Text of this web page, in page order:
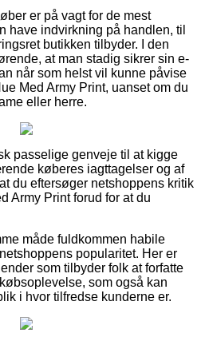
er på vagt for de mest
have indvirkning på handlen, til
butikken tilbyder. I den
at man stadig sikrer sin e-
når som helst vil kunne påvise
Med Army Print, uanset om du
eller herre.
passelige genveje til at kigge
køberes iagttagelser og af
du eftersøger netshoppens kritik
Army Print forud for at du
måde fuldkommen habile
popularitet. Her er
som tilbyder folk at forfatte
som også kan
i hvor tilfredse kunderne er.